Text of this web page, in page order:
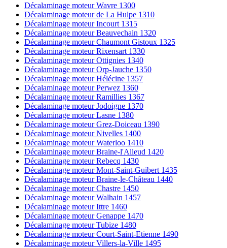
Décalaminage moteur Wavre 1300
Décalaminage moteur de La Hulpe 1310
Décalaminage moteur Incourt 1315
Décalaminage moteur Beauvechain 1320
Décalaminage moteur Chaumont Gistoux 1325
Décalaminage moteur Rixensart 1330
Décalaminage moteur Ottignies 1340
Décalaminage moteur Orp-Jauche 1350
Décalaminage moteur Hélécine 1357
Décalaminage moteur Perwez 1360
Décalaminage moteur Ramillies 1367
Décalaminage moteur Jodoigne 1370
Décalaminage moteur Lasne 1380
Décalaminage moteur Grez-Doiceau 1390
Décalaminage moteur Nivelles 1400
Décalaminage moteur Waterloo 1410
Décalaminage moteur Braine-l'Alleud 1420
Décalaminage moteur Rebecq 1430
Décalaminage moteur Mont-Saint-Guibert 1435
Décalaminage moteur Braine-le-Château 1440
Décalaminage moteur Chastre 1450
Décalaminage moteur Walhain 1457
Décalaminage moteur Ittre 1460
Décalaminage moteur Genappe 1470
Décalaminage moteur Tubize 1480
Décalaminage moteur Court-Saint-Etienne 1490
Décalaminage moteur Villers-la-Ville 1495